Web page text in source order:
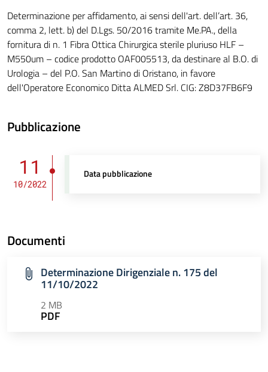
Determinazione per affidamento, ai sensi dell'art. dell’art. 36,
comma 2, lett. b) del D.Lgs. 50/2016 tramite Me.PA., della
fornitura di n. 1 Fibra Ottica Chirurgica sterile pluriuso HLF –
M550um – codice prodotto OAF005513, da destinare al B.O. di
Urologia – del P.O. San Martino di Oristano, in favore
dell'Operatore Economico Ditta ALMED Srl. CIG: Z8D37FB6F9
Pubblicazione
11
10/2022
Data pubblicazione
Documenti
Determinazione Dirigenziale n. 175 del
11/10/2022
2 MB
PDF